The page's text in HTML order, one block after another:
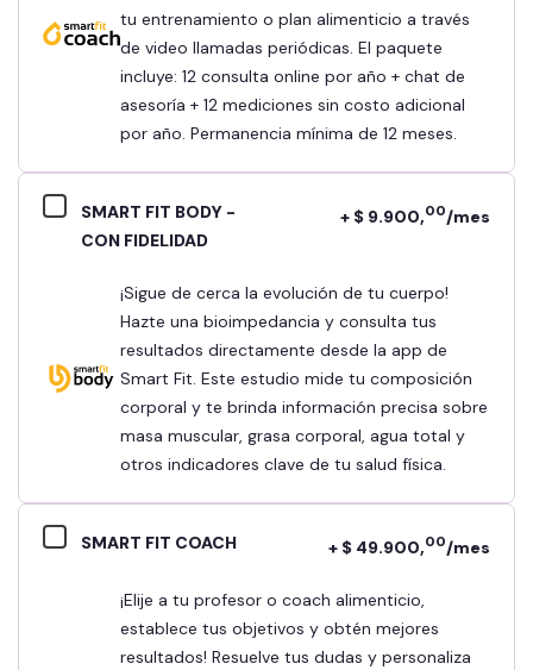
tu entrenamiento o plan alimenticio a través
de video llamadas periódicas. El paquete
incluye: 12 consulta online por año + chat de
asesoría + 12 mediciones sin costo adicional
por año. Permanencia mínima de 12 meses.
SMART FIT BODY -
CON FIDELIDAD
+ $ 9.900,00/mes
¡Sigue de cerca la evolución de tu cuerpo!
Hazte una bioimpedancia y consulta tus
resultados directamente desde la app de
Smart Fit. Este estudio mide tu composición
corporal y te brinda información precisa sobre
masa muscular, grasa corporal, agua total y
otros indicadores clave de tu salud física.
SMART FIT COACH + $ 49.900,00/mes
¡Elije a tu profesor o coach alimenticio,
establece tus objetivos y obtén mejores
resultados! Resuelve tus dudas y personaliza